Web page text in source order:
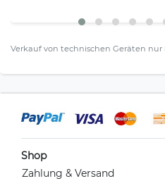
Verkauf von technischen Geräten nur
Shop
Zahlung & Versand